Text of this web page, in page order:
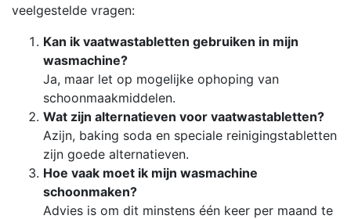
veelgestelde vragen:
Kan ik vaatwastabletten gebruiken in mijn
wasmachine?
Ja, maar let op mogelijke ophoping van
schoonmaakmiddelen.
Wat zijn alternatieven voor vaatwastabletten?
Azijn, baking soda en speciale reinigingstabletten
zijn goede alternatieven.
Hoe vaak moet ik mijn wasmachine
schoonmaken?
Advies is om dit minstens één keer per maand te